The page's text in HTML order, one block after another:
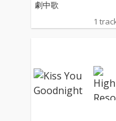
劇中歌
1